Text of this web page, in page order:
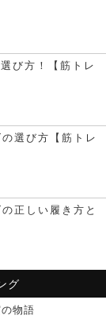
び方！【筋トレ
選び方【筋トレ
正しい履き方と
グ
物語